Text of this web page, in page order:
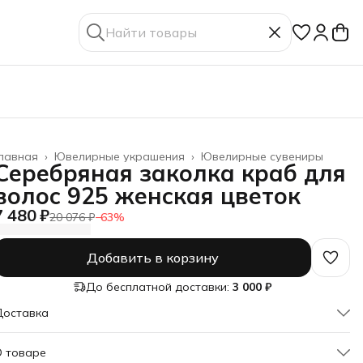
Ювелирные сувениры
Ювелирные украшения ›
›
заколка краб для
925 женская цветок
480 ₽20 076 ₽−63%
Добавить в корзину
До бесплатной доставки: 3 000 ₽
товаре